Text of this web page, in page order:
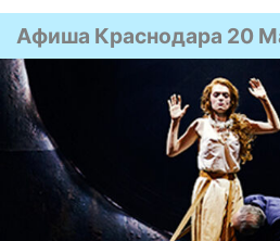
Афиша Краснодара 20